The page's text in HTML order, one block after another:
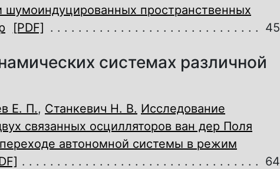
шумоиндуцированных пространственных
[PDF] 45
системах различной
Е. П., Станкевич Н. В. Исследование
связанных осцилляторов ван дер Поля
автономной системы в режим
64